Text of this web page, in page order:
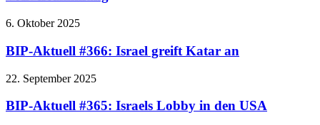
6. Oktober 2025
BIP-Aktuell #366: Israel greift Katar an
22. September 2025
BIP-Aktuell #365: Israels Lobby in den USA